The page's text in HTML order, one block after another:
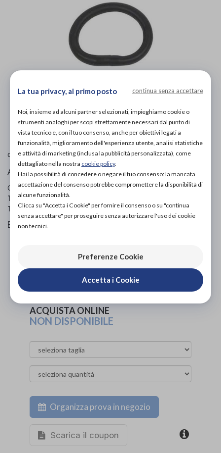
L'immagine è puramente indicativa e potrebbe non
rispecchiare appieno le caratteristiche del prodotto.
di Podartis
Accessorio tutore piede
Codice OTGP:PODHA20808| Riferimento produttore:
TU201| Categoria:
Tutori piede
Elastico di ricambio per tutore dictus
PROVA E NOLEGGIA IN NEGOZIO
NON DISPONIBILE
ACQUISTA ONLINE
NON DISPONIBILE
Organizza prova in negozio
Scarica il coupon
La tua privacy, al primo posto continua senza accettare
Noi, insieme ad alcuni partner selezionati, impieghiamo cookie o
strumenti analoghi per scopi strettamente necessari dal punto di
vista tecnico e, con il tuo consenso, anche per obiettivi legati a
funzionalità, miglioramento dell'esperienza utente, analisi statistiche
e attività di marketing (inclusa la pubblicità personalizzata), come
dettagliato nella nostra cookie policy.
Hai la possibilità di concedere o negare il tuo consenso: la mancata
accettazione del consenso potrebbe compromettere la disponibilità di
alcune funzionalità.
Clicca su "Accetta i Cookie" per fornire il consenso o su "continua
senza accettare" per proseguire senza autorizzare l'uso dei cookie
non tecnici.
Preferenze Cookie
Accetta i Cookie